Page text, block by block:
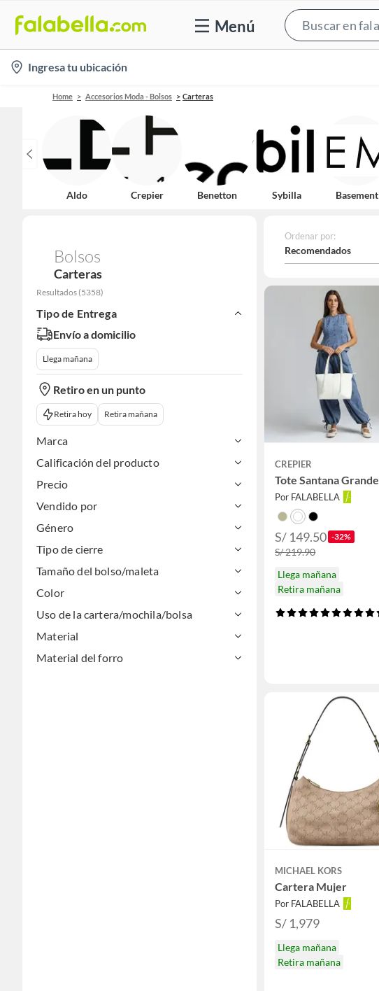
Menú
location-
icon
Ingresa tu ubicación
Home Accesorios Moda - Bolsos Carteras
Aldo Crepier Benetton Sybilla Basement
Bolsos
Carteras
Resultados (5358)
Tipo de Entrega
Envío a domicilio
Llega mañana
Retiro en un punto
Retira hoy Retira mañana
Marca
Calificación del producto
Precio
Vendido por
Género
Tipo de cierre
Tamaño del bolso/maleta
Color
Uso de la cartera/mochila/bolsa
Material
Material del forro
Ordenar por:
Recomendados
CREPIER
Tote Santana Grande
Por FALABELLA
S/ 149.50 -32%
S/ 219.90
Llega mañana
Retira mañana
MICHAEL KORS
Cartera Mujer
Por FALABELLA
S/ 1,979
Llega mañana
Retira mañana